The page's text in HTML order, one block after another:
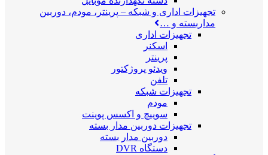
تجهیزات اداری و شبکه – پرینتر، مودم، دوربین
مداربسته و …
تجهیزات اداری
اسکنر
پرینتر
ویدئو پروژکتور
تلفن
تجهیزات شبکه
مودم
سوییچ و اکسس پوینت
تجهیزات دوربین مدار بسته
دوربین مدار بسته
دستگاه DVR